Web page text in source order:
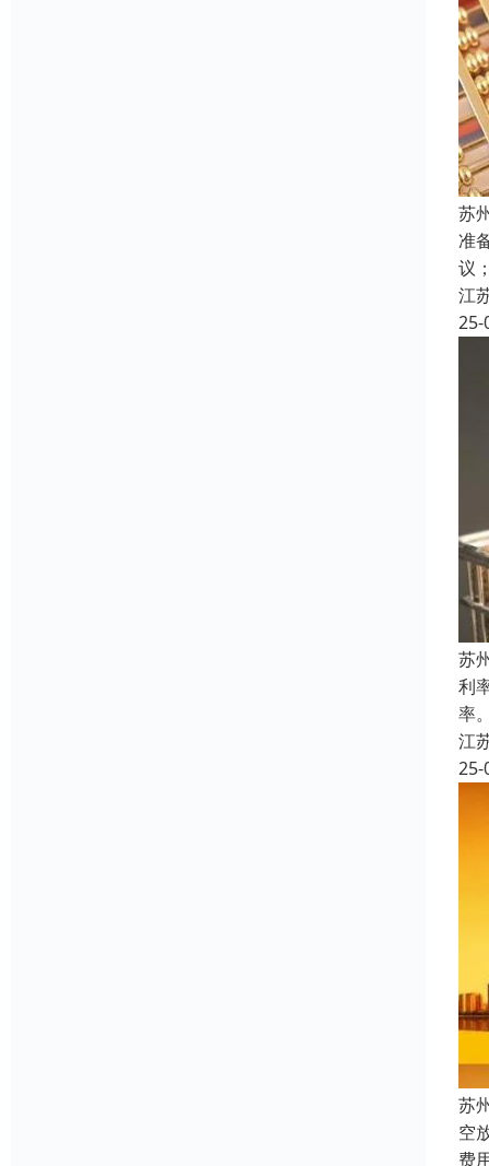
苏
准
议
江
25-
苏
利
率
江
25-
苏
空
费